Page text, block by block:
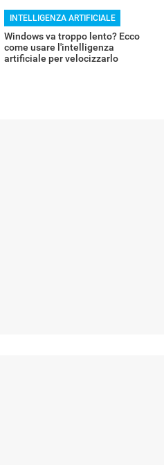
INTELLIGENZA ARTIFICIALE
Windows va troppo lento? Ecco
come usare l'intelligenza
artificiale per velocizzarlo